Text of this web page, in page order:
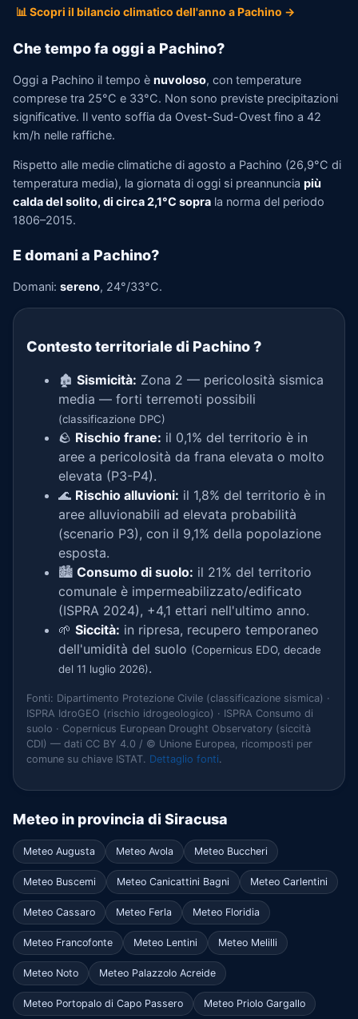
📊 Scopri il bilancio climatico dell'anno a Pachino →
Che tempo fa oggi a Pachino?
Oggi a Pachino il tempo è nuvoloso, con temperature
comprese tra 25°C e 33°C. Non sono previste precipitazioni
significative. Il vento soffia da Ovest-Sud-Ovest fino a 42
km/h nelle raffiche.
Rispetto alle medie climatiche di agosto a Pachino (26,9°C di
temperatura media), la giornata di oggi si preannuncia più
calda del solito, di circa 2,1°C sopra la norma del periodo
1806–2015.
E domani a Pachino?
Domani: sereno, 24°/33°C.
Contesto territoriale di Pachino?
🏚️ Sismicità: Zona 2 — pericolosità sismica
media — forti terremoti possibili
(classificazione DPC)
🪨 Rischio frane: il 0,1% del territorio è in
aree a pericolosità da frana elevata o molto
elevata (P3-P4).
🌊 Rischio alluvioni: il 1,8% del territorio è in
aree alluvionabili ad elevata probabilità
(scenario P3), con il 9,1% della popolazione
esposta.
🏙️ Consumo di suolo: il 21% del territorio
comunale è impermeabilizzato/edificato
(ISPRA 2024), +4,1 ettari nell'ultimo anno.
🌱 Siccità: in ripresa, recupero temporaneo
dell'umidità del suolo (Copernicus EDO, decade
del 11 luglio 2026).
Fonti: Dipartimento Protezione Civile (classificazione sismica) ·
ISPRA IdroGEO (rischio idrogeologico) · ISPRA Consumo di
suolo · Copernicus European Drought Observatory (siccità
CDI) — dati CC BY 4.0 / © Unione Europea, ricomposti per
comune su chiave ISTAT. Dettaglio fonti.
Meteo in provincia di Siracusa
Meteo Augusta Meteo Avola Meteo Buccheri
Meteo Buscemi Meteo Canicattini Bagni Meteo Carlentini
Meteo Cassaro Meteo Ferla Meteo Floridia
Meteo Francofonte Meteo Lentini Meteo Melilli
Meteo Noto Meteo Palazzolo Acreide
Meteo Portopalo di Capo Passero Meteo Priolo Gargallo